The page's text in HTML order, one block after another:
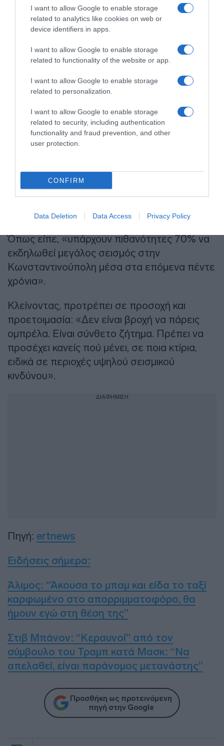
I want to allow Google to enable storage
related to analytics like cookies on web or
device identifiers in apps.
I want to allow Google to enable storage
related to functionality of the website or app.
I want to allow Google to enable storage
related to personalization.
I want to allow Google to enable storage
related to security, including authentication
functionality and fraud prevention, and other
user protection.
CONFIRM
Data Deletion Data Access Privacy Policy
Τουρκία: Αναμένεται μεγάλος
σεισμός στην
Κωνσταντινούπολη
Ο κ. Λέκκας αναφέρθηκε και στην Τουρκία,
τονίζοντας: «Ο σεισμός είναι νομοτελειακό
φαινόμενο. Ένα μεγάλο τμήμα του ρήγματος
Όπως είπε, «υπάρχουν πιθανότητες 70% να
εκδηλωθεί μεγάλος σεισμός στην
Κωνσταντινούπολη μέσα στα επόμενα πέντε
χρόνια».
Κλείνοντας, προτρέπει σε προσοχή και
προετοιμασία: «Δεν είναι βροχή να πάρεις
ομπρέλα. Είναι σύνθετο ζήτημα. Πρέπει να
προσέχει κανείς πού μένει, σε ποια κτίρια,
ειδικά σε περιοχές υψηλού σεισμικού
κινδύνου».
ΔΙΑΦΗΜΙΣΗ
Πηγή: ertnews
Ειδήσεις σήμερα:
Άλιμος: “Άκουσα το μπαμ και είδα το ταξί
καρφωμένο στο απορριμματοφόρο, θα
ήμουν εγώ στη θέση της”
Στιβ Μπάνον: “Κεραυνοί” από τον
σύμβουλο του Τραμπ κατά Μασκ: “Να
απελαθεί, είναι παράνομος μετανάστης”
Προσθήκη ως προτεινόμενη
πηγή στην Google